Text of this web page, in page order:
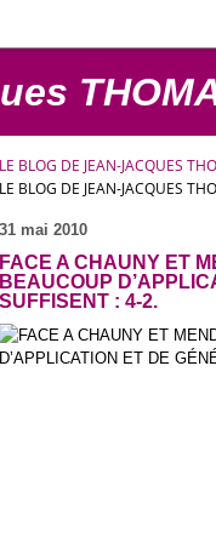
LE BLOG DE JEAN-JACQUES
LE BLOG DE JEAN-JACQUES
31 mai 2010
FACE A CHAUNY ET
BEAUCOUP
SUFFISENT : 4-2.